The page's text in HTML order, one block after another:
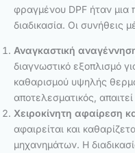
φραγμένου DPF ήταν μια
διαδικασία. Οι συνήθεις
Αναγκαστική
διαγνωστικό εξοπλισμό
καθαρισμού υψηλής
αποτελεσματικός,
Χειροκίνητη αφαίρεση
αφαιρείται και
μηχανημάτων. Η